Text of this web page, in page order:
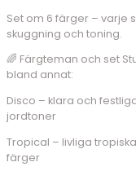
Set om 6 färger – varje
skuggning och toning.
🌈 Färgteman och set
bland annat:
Disco – klara och
jordtoner
Tropical – livliga
färger